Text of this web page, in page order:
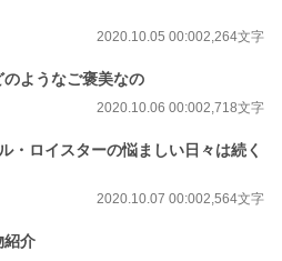
2020.10.05 00:002,264文字
ようなご褒美なの
2020.10.06 00:002,718文字
・ロイスターの悩ましい日々は続く
2020.10.07 00:002,564文字
介